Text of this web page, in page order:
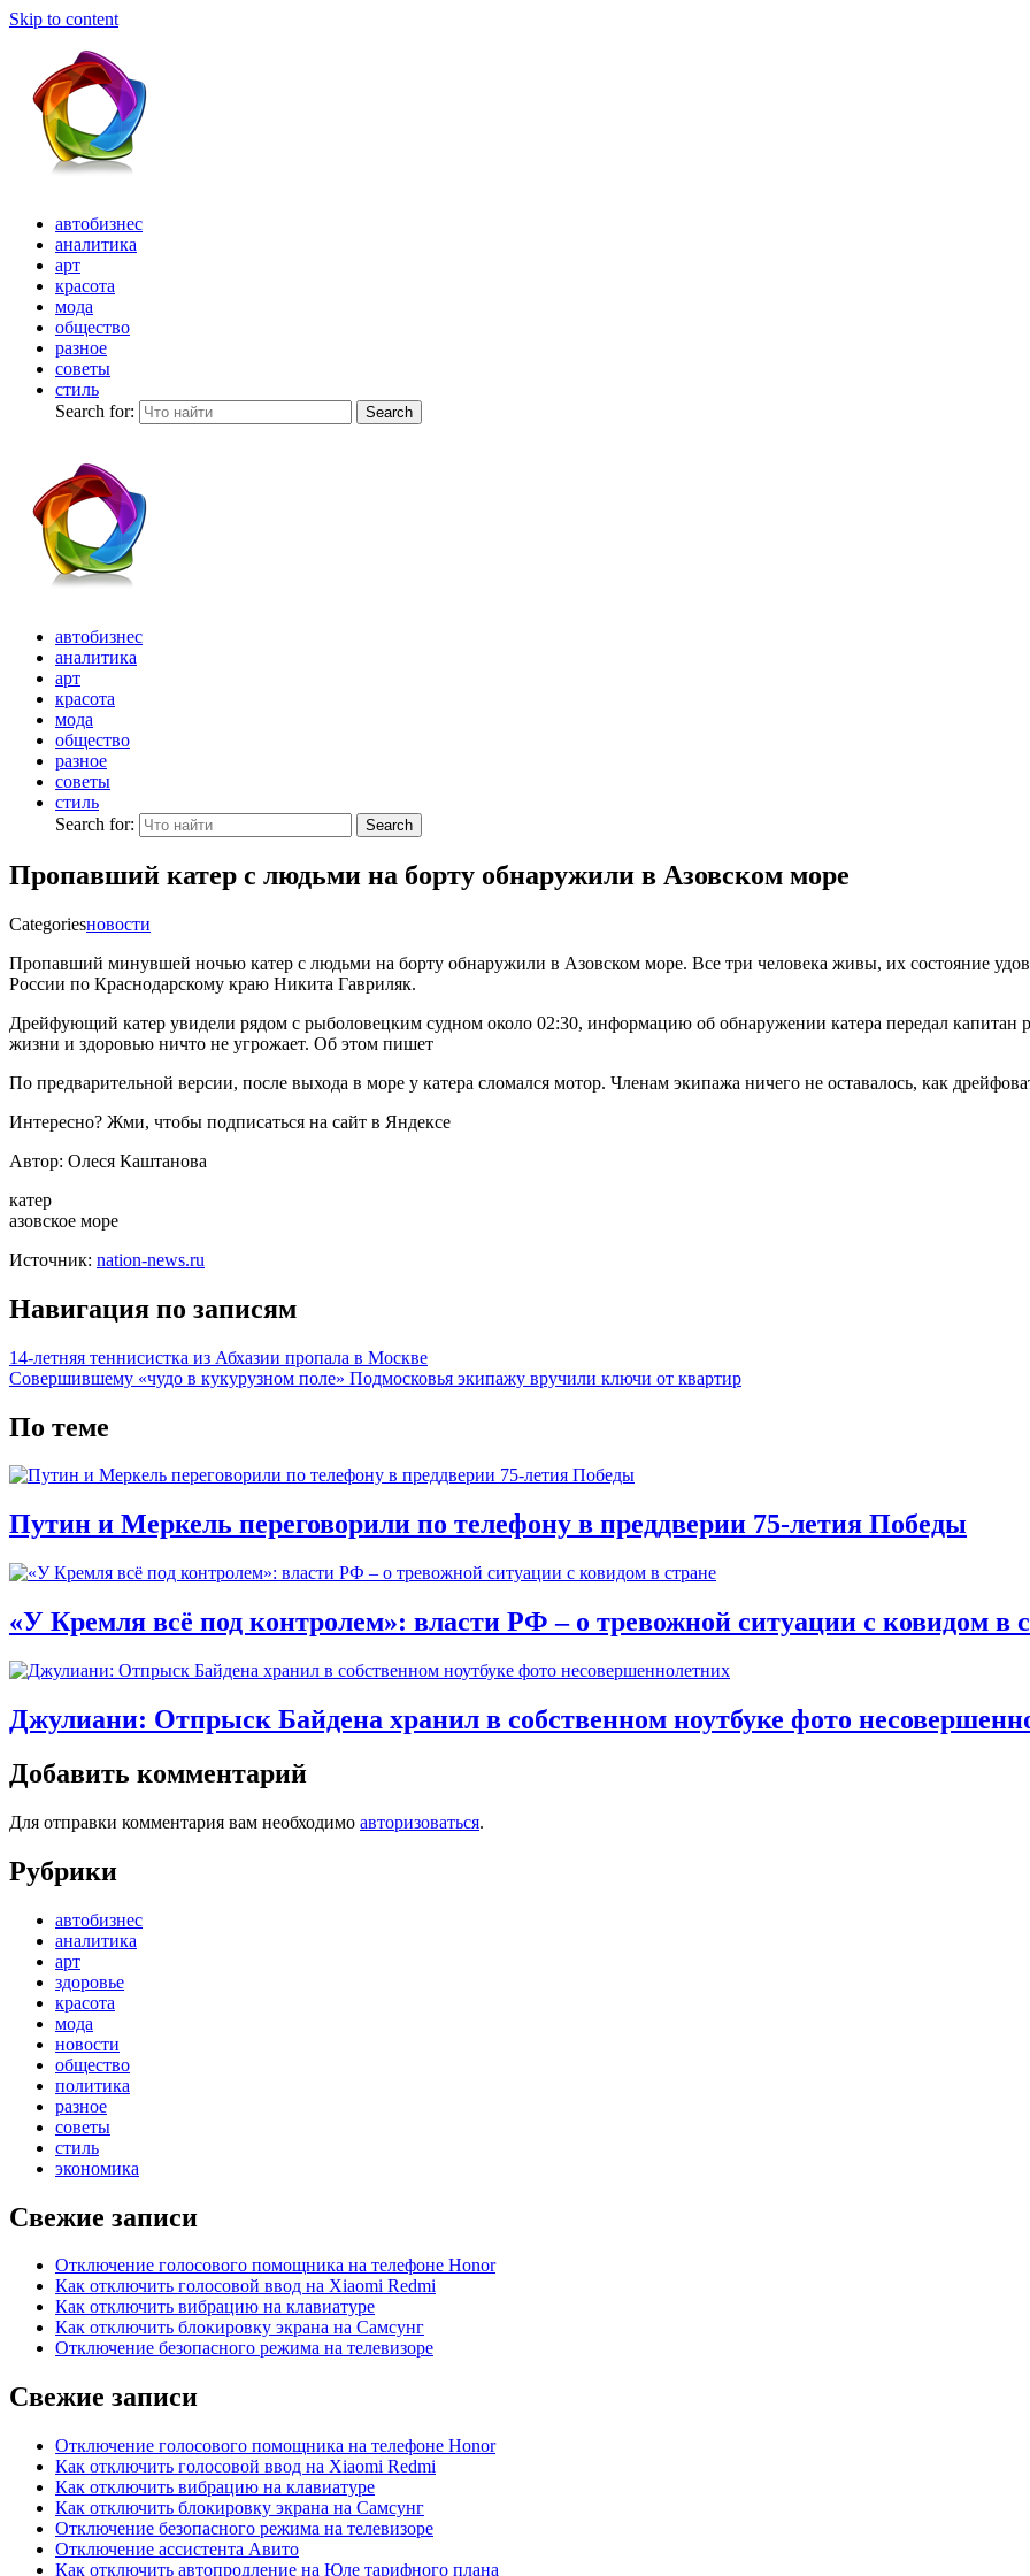
Skip to content
автобизнес
аналитика
арт
красота
мода
общество
разное
советы
стиль
Search for:
Search
автобизнес
аналитика
арт
красота
мода
общество
разное
советы
стиль
Search for:
Search
Пропавший катер с людьми на борту обнаружили в Азовском море
Categoriesновости
Пропавший минувшей ночью катер с людьми на борту обнаружили в Азовском море. Все три человека живы, их состояние
России по Краснодарскому краю Никита Гавриляк.
Дрейфующий катер увидели рядом с рыболовецким судном около 02:30, информацию об обнаружении катера передал капитан
жизни и здоровью ничто не угрожает. Об этом пишет
По предварительной версии, после выхода в море у катера сломался мотор. Членам экипажа ничего не оставалось, как
Интересно? Жми, чтобы подписаться на сайт в Яндексе
Автор: Олеся Каштанова
катер
азовское море
Источник: nation-news.ru
Навигация по записям
14-летняя теннисистка из Абхазии пропала в Москве
Совершившему «чудо в кукурузном поле» Подмосковья экипажу вручили ключи от квартир
По теме
Путин и Меркель переговорили по телефону в преддверии 75-летия Победы
«У Кремля всё под контролем»: власти РФ – о тревожной ситуации с ковидом в
Джулиани: Отпрыск Байдена хранил в собственном ноутбуке фото
Добавить комментарий
Для отправки комментария вам необходимо авторизоваться.
Рубрики
автобизнес
аналитика
арт
здоровье
красота
мода
новости
общество
политика
разное
советы
стиль
экономика
Свежие записи
Отключение голосового помощника на телефоне Honor
Как отключить голосовой ввод на Xiaomi Redmi
Как отключить вибрацию на клавиатуре
Как отключить блокировку экрана на Самсунг
Отключение безопасного режима на телевизоре
Свежие записи
Отключение голосового помощника на телефоне Honor
Как отключить голосовой ввод на Xiaomi Redmi
Как отключить вибрацию на клавиатуре
Как отключить блокировку экрана на Самсунг
Отключение безопасного режима на телевизоре
Отключение ассистента Авито
Как отключить автопродление на Юле тарифного плана